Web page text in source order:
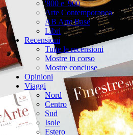
'800 e '900
Arte Contemporanea
AB Arte Base
Libri
Recensioni
Tutte le recensioni
Mostre in corso
Mostre concluse
Opinioni
Viaggi
Nord
Centro
Sud
Isole
Estero